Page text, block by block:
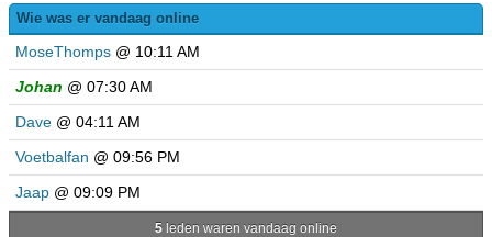
Wie was er vandaag online
MoseThomps @ 10:11 AM
Johan @ 07:30 AM
Dave @ 04:11 AM
Voetbalfan @ 09:56 PM
Jaap @ 09:09 PM
5 leden waren vandaag online